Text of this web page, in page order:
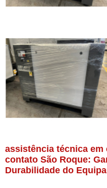
assistência técnica
contato São Roque:
Durabilidade do